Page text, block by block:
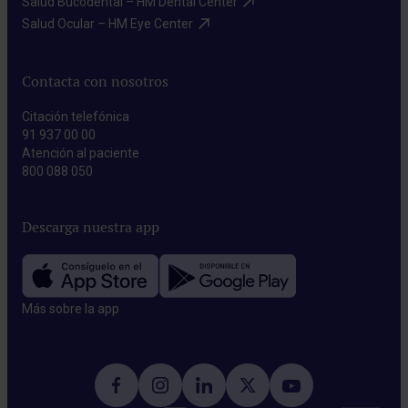
Salud Ocular – HM Eye Center​
Contacta con nosotros
Citación telefónica
91 937 00 00
Atención al paciente
800 088 050
Descarga nuestra app
Más sobre la app​